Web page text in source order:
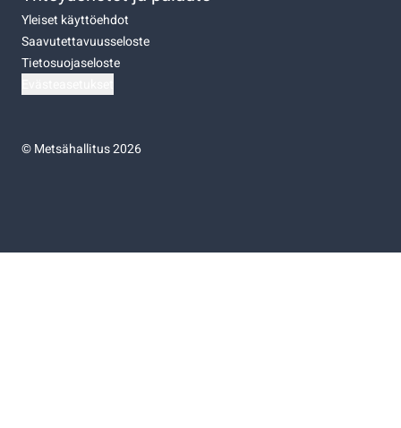
Yleiset käyttöehdot
Saavutettavuusseloste
Tietosuojaseloste
©Metsähallitus 2026